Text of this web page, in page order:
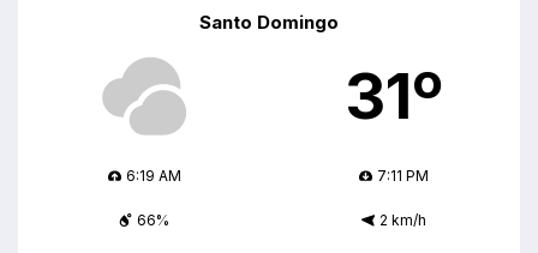
Santo Domingo
31º
6:19 AM 7:11 PM
66% 2 km/h